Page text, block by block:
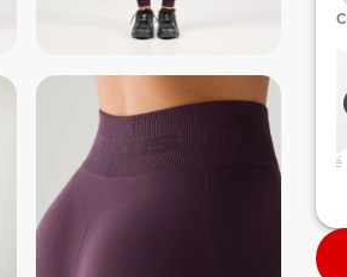
Chiné
Gris Sauge
Corail Chiné